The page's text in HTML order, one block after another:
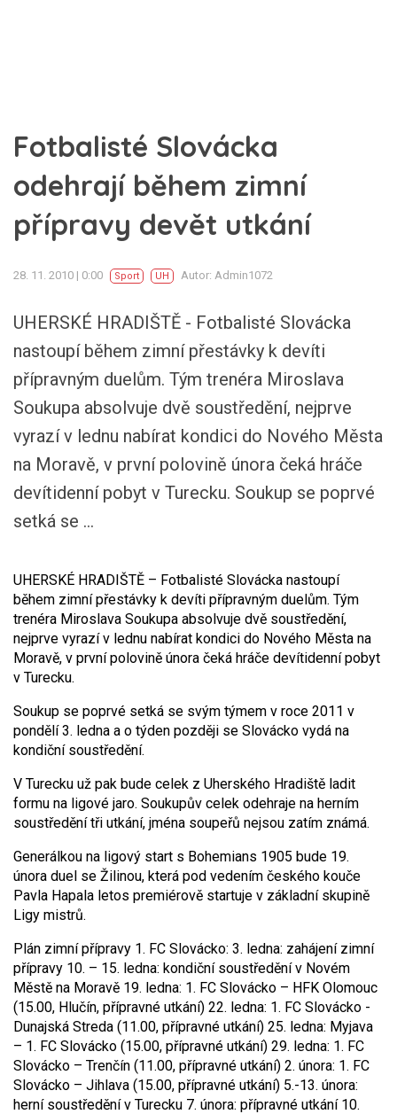
Fotbalisté Slovácka
odehrají během zimní
přípravy devět utkání
28. 11. 2010 | 0:00 Sport UH Autor: Admin1072
UHERSKÉ HRADIŠTĚ - Fotbalisté Slovácka
nastoupí během zimní přestávky k devíti
přípravným duelům. Tým trenéra Miroslava
Soukupa absolvuje dvě soustředění, nejprve
vyrazí v lednu nabírat kondici do Nového Města
na Moravě, v první polovině února čeká hráče
devítidenní pobyt v Turecku. Soukup se poprvé
setká se ...
UHERSKÉ HRADIŠTĚ – Fotbalisté Slovácka nastoupí
během zimní přestávky k devíti přípravným duelům. Tým
trenéra Miroslava Soukupa absolvuje dvě soustředění,
nejprve vyrazí v lednu nabírat kondici do Nového Města na
Moravě, v první polovině února čeká hráče devítidenní pobyt
v Turecku.
Soukup se poprvé setká se svým týmem v roce 2011 v
pondělí 3. ledna a o týden později se Slovácko vydá na
kondiční soustředění.
V Turecku už pak bude celek z Uherského Hradiště ladit
formu na ligové jaro. Soukupův celek odehraje na herním
soustředění tři utkání, jména soupeřů nejsou zatím známá.
Generálkou na ligový start s Bohemians 1905 bude 19.
února duel se Žilinou, která pod vedením českého kouče
Pavla Hapala letos premiérově startuje v základní skupině
Ligy mistrů.
Plán zimní přípravy 1. FC Slovácko: 3. ledna: zahájení zimní
přípravy 10. – 15. ledna: kondiční soustředění v Novém
Městě na Moravě 19. ledna: 1. FC Slovácko – HFK Olomouc
(15.00, Hlučín, přípravné utkání) 22. ledna: 1. FC Slovácko -
Dunajská Streda (11.00, přípravné utkání) 25. ledna: Myjava
– 1. FC Slovácko (15.00, přípravné utkání) 29. ledna: 1. FC
Slovácko – Trenčín (11.00, přípravné utkání) 2. února: 1. FC
Slovácko – Jihlava (15.00, přípravné utkání) 5.-13. února:
herní soustředění v Turecku 7. února: přípravné utkání10.